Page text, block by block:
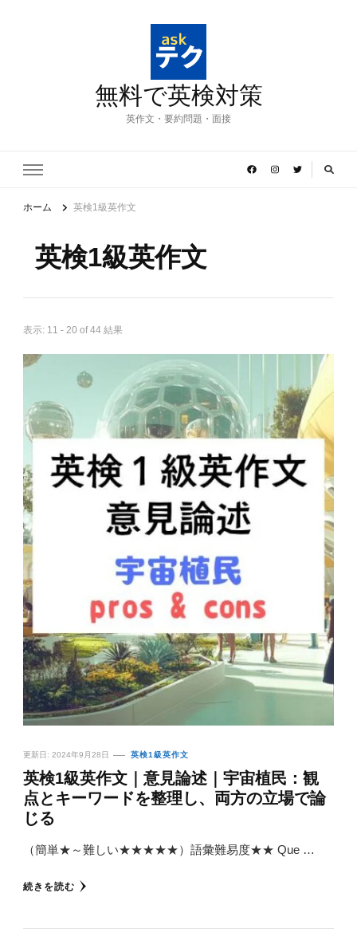
無料で英検対策
英作文・要約問題・面接
ホーム 英検1級英作文
英検1級英作文
表示: 11 - 20 of 44 結果
更新日: 2024年9月28日 英検1級英作文
英検1級英作文｜意見論述｜宇宙植民：観
点とキーワードを整理し、両方の立場で論
じる
（簡単★～難しい★★★★★）語彙難易度★★ Que …
続きを読む